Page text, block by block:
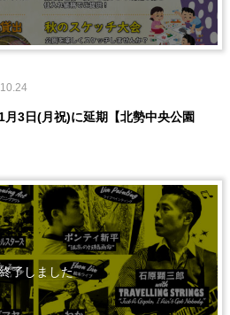
3日(月祝)に延期【北勢中央公園